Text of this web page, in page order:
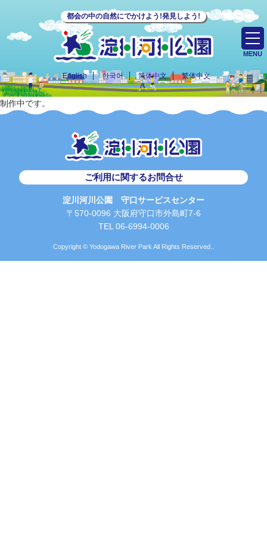
都会の中の自然にでかけよう!発見しよう!
English 한국어 简体中文 繁体中文
MENU
制作中です。
ご利用に関するお問合せ
淀川河川公園 守口サービスセンター
〒570-0096 大阪府守口市外島町7-6
TEL 06-6994-0006
Copyright © Yodogawa River Park All Rights Reserved..